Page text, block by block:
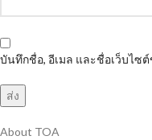
บันทึกชื่อ, อีเมล และชื่อเว็บไซ
About TOA